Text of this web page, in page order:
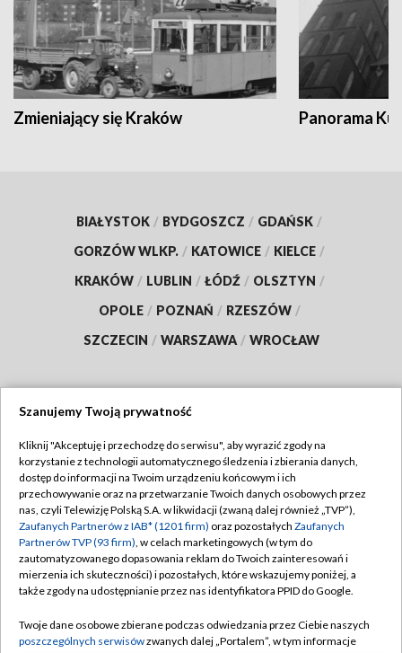
Zmieniający się Kraków Panorama
BIAŁYSTOK / BYDGOSZCZ / GDAŃSK /
GORZÓW WLKP. / KATOWICE / KIELCE /
KRAKÓW / LUBLIN / ŁÓDŹ / OLSZTYN /
OPOLE / POZNAŃ / RZESZÓW /
SZCZECIN / WARSZAWA / WROCŁAW
TVP
Abonament TVP
Emisja w TVP
Centrum informacji TVP
Naziemna Telewizja Cyfrowa
Rada Programowa
Regulamin TVP
Polityka prywatności
Moje zgody
Pomoc
Kontakt
Szanujemy Twoją prywatność
Kliknij "Akceptuję i przechodzę do serwisu", aby wyrazić zgody na
korzystanie z technologii automatycznego śledzenia i zbierania danych,
dostęp do informacji na Twoim urządzeniu końcowym i ich
przechowywanie oraz na przetwarzanie Twoich danych osobowych przez
nas, czyli Telewizję Polską S.A. w likwidacji (zwaną dalej również „TVP”),
Zaufanych Partnerów z IAB* (1201 firm) oraz pozostałych Zaufanych
Partnerów TVP (93 firm), w celach marketingowych (w tym do
zautomatyzowanego dopasowania reklam do Twoich zainteresowań i
mierzenia ich skuteczności) i pozostałych, które wskazujemy poniżej, a
także zgody na udostępnianie przez nas identyfikatora PPID do Google.
Twoje dane osobowe zbierane podczas odwiedzania przez Ciebie naszych
poszczególnych serwisówzwanych dalej „Portalem”, w tym informacje